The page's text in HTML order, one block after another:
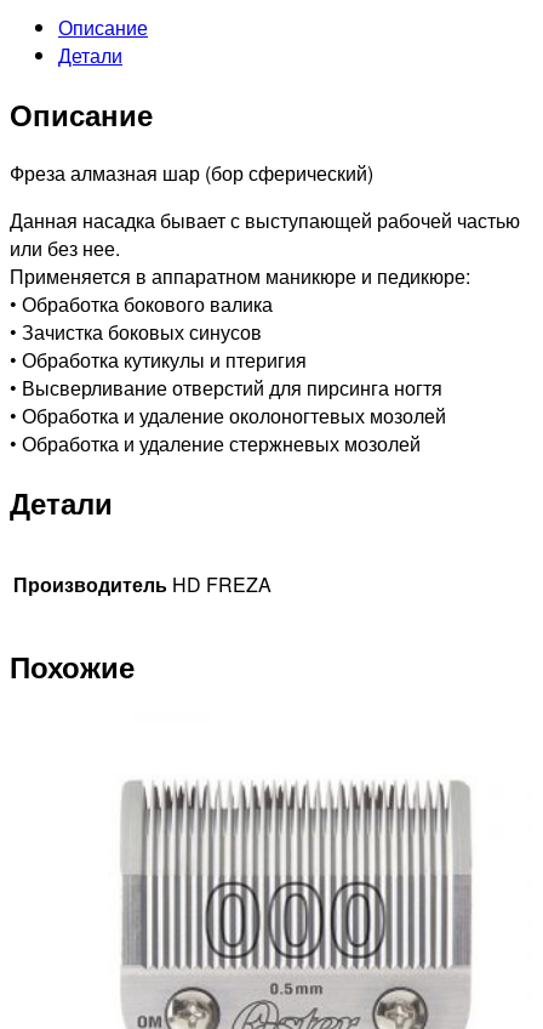
012
(Средняя
Описание
Детали
Описание
Фреза алмазная шар (бор сферический)
Данная насадка бывает с выступающей рабочей частью
или без нее.
Применяется в аппаратном маникюре и педикюре:
• Обработка бокового валика
• Зачистка боковых синусов
• Обработка кутикулы и птеригия
• Высверливание отверстий для пирсинга ногтя
• Обработка и удаление околоногтевых мозолей
• Обработка и удаление стержневых мозолей
Детали
Производитель HD FREZA
Похожие